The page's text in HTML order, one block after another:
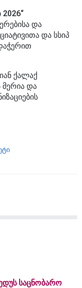
და
და სსიპ
ქალაქ
მერია და
საცნობარო